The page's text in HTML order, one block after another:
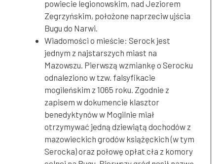
powiecie legionowskim, nad Jeziorem
Zegrzyńskim, położone naprzeciw ujścia
Bugu do Narwi.
Wiadomości o mieście: Serock jest
jednym z najstarszych miast na
Mazowszu. Pierwszą wzmiankę o Serocku
odnaleziono w tzw. falsyfikacie
mogileńskim z 1065 roku. Zgodnie z
zapisem w dokumencie klasztor
benedyktynów w Mogilnie miał
otrzymywać jedną dziewiątą dochodów z
mazowieckich grodów książęckich (w tym
Serocka) oraz połowę opłat cła z komory